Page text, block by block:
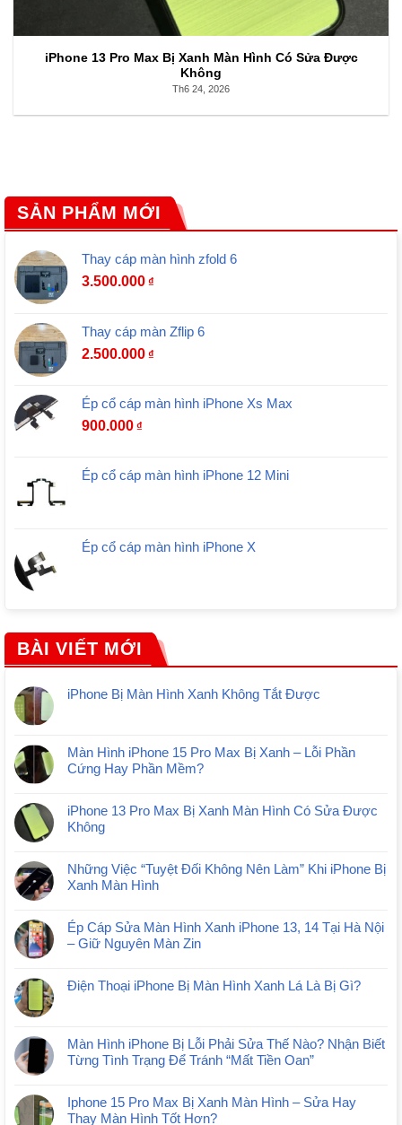
iPhone 13 Pro Max Bị Xanh Màn Hình Có Sửa Được
Không
Th6 24, 2026
SẢN PHẨM MỚI
Thay cáp màn hình zfold 6
3.500.000 ₫
Thay cáp màn Zflip 6
2.500.000 ₫
Ép cổ cáp màn hình iPhone Xs Max
900.000 ₫
Ép cổ cáp màn hình iPhone 12 Mini
Ép cổ cáp màn hình iPhone X
BÀI VIẾT MỚI
iPhone Bị Màn Hình Xanh Không Tắt Được
Màn Hình iPhone 15 Pro Max Bị Xanh – Lỗi Phần
Cứng Hay Phần Mềm?
iPhone 13 Pro Max Bị Xanh Màn Hình Có Sửa Được
Không
Những Việc “Tuyệt Đối Không Nên Làm” Khi iPhone Bị
Xanh Màn Hình
Ép Cáp Sửa Màn Hình Xanh iPhone 13, 14 Tại Hà Nội
– Giữ Nguyên Màn Zin
Điện Thoại iPhone Bị Màn Hình Xanh Lá Là Bị Gì?
Màn Hình iPhone Bị Lỗi Phải Sửa Thế Nào? Nhận Biết
Từng Tình Trạng Để Tránh “Mất Tiền Oan”
Iphone 15 Pro Max Bị Xanh Màn Hình – Sửa Hay
Thay Màn Hình Tốt Hơn?